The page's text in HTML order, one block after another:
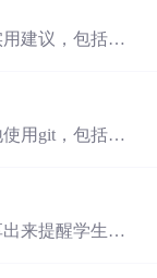
征。选择应视
用建议，包括如
用git，包括如
等，并强调了
更新和避免冲
来提醒学生读